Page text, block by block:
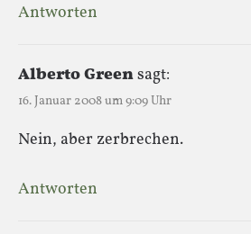
Antworten
Alberto Greensagt:
16. Januar 2008 um 9:09 Uhr
Nein, aber zerbrechen.
Antworten